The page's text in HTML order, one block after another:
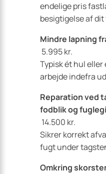
endelige pris
besigtigelse af dit
Mindre lapning
5.995 kr.
Typisk ét hul eller
arbejde indefra
Reparation ved
fodblik og
14.500 kr.
Sikrer korrekt
fugt under
Omkring